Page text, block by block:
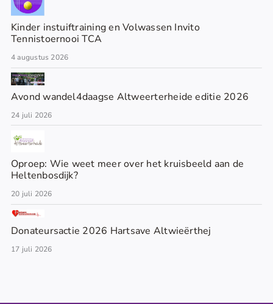
Kinder instuiftraining en Volwassen Invito
Tennistoernooi TCA
4 augustus 2026
Avond wandel4daagse Altweerterheide editie 2026
24 juli 2026
Oproep: Wie weet meer over het kruisbeeld aan de
Heltenbosdijk?
20 juli 2026
Donateursactie 2026 Hartsave Altwieërthej
17 juli 2026